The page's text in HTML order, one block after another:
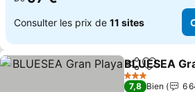
Consulter les prix de 11 sites
PartagerAjouter
BLUESEA
3 Étoiles
7,8 Bien
6